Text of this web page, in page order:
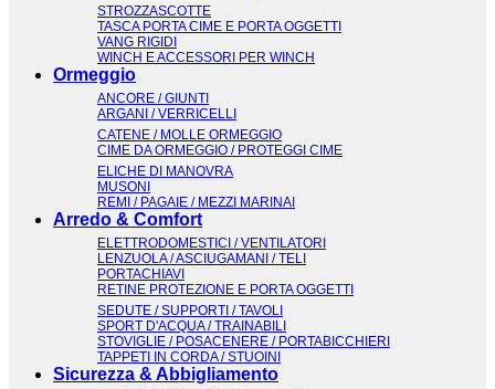
STROZZASCOTTE
TASCA PORTA CIME E PORTA OGGETTI
VANG RIGIDI
WINCH E ACCESSORI PER WINCH
Ormeggio
ANCORE / GIUNTI
ARGANI / VERRICELLI
CATENE / MOLLE ORMEGGIO
CIME DA ORMEGGIO / PROTEGGI CIME
ELICHE DI MANOVRA
MUSONI
REMI / PAGAIE / MEZZI MARINAI
Arredo & Comfort
ELETTRODOMESTICI / VENTILATORI
LENZUOLA / ASCIUGAMANI / TELI
PORTACHIAVI
RETINE PROTEZIONE E PORTA OGGETTI
SEDUTE / SUPPORTI / TAVOLI
SPORT D'ACQUA / TRAINABILI
STOVIGLIE / POSACENERE / PORTABICCHIERI
TAPPETI IN CORDA / STUOINI
Sicurezza & Abbigliamento